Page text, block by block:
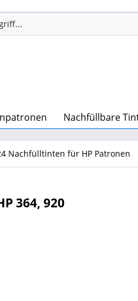
Nachfüllbare
Nachfülltinten für HP Patronen
364, 920